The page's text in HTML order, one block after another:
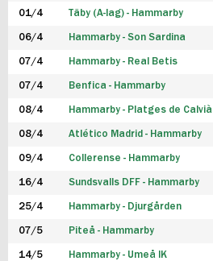
FUTSAL DAM
01/4 Täby (A-lag) - Hammarby
06/4 Hammarby - Son Sardina
07/4 Hammarby - Real Betis
07/4 Benfica - Hammarby
08/4 Hammarby - Platges de Calvià
08/4 Atlético Madrid - Hammarby
09/4 Collerense - Hammarby
16/4 Sundsvalls DFF - Hammarby
25/4 Hammarby - Djurgården
07/5 Piteå - Hammarby
14/5 Hammarby - Umeå IK